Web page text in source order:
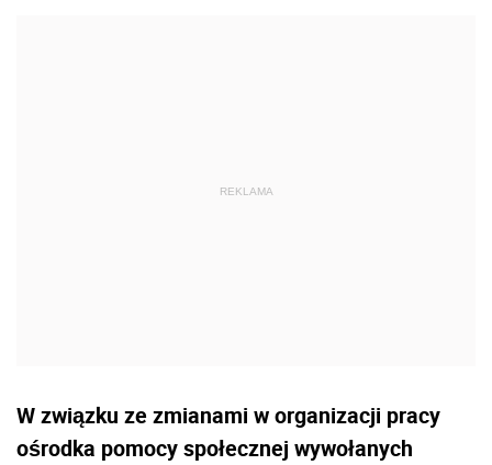
W związku ze zmianami w organizacji pracy
ośrodka pomocy społecznej wywołanych